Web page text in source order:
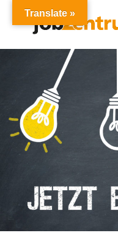
Translate »